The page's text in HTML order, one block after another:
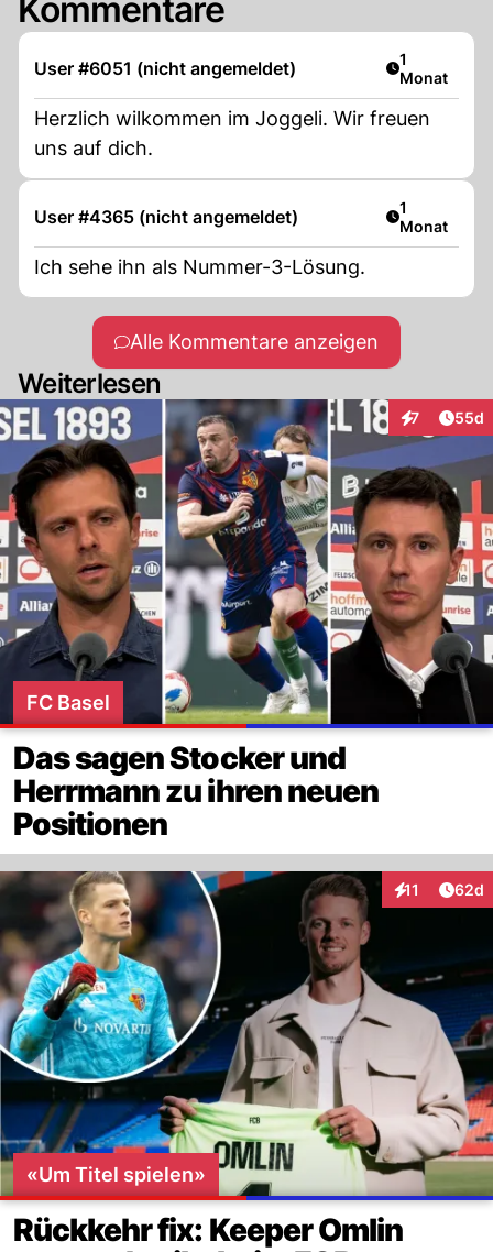
Kommentare
User #6051 (nicht angemeldet) Artikel
1
Monat
Herzlich wilkommen im Joggeli. Wir freuen
uns auf dich.
User #4365 (nicht angemeldet) Artikel
1
Monat
Ich sehe ihn als Nummer-3-Lösung.
Alle Kommentare anzeigen
Weiterlesen
7
Interaktionen
55d
FC Basel
Das sagen Stocker und
Herrmann zu ihren neuen
Positionen
11
Interaktionen
62d
«Um Titel spielen»
Rückkehr fix: Keeper Omlin